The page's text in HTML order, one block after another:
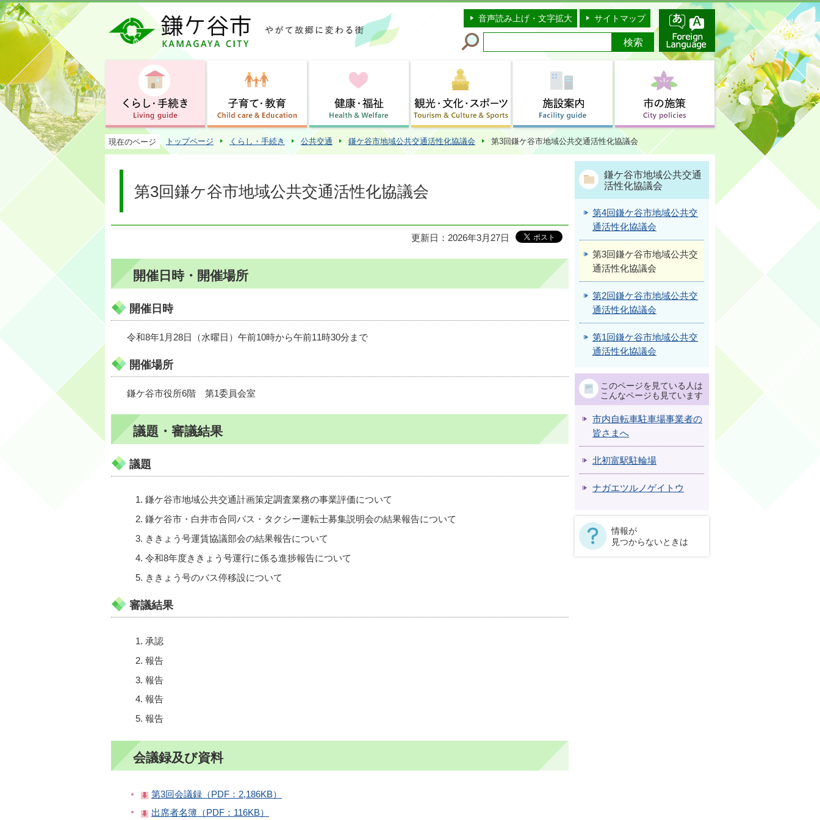
このページの本文へ移動
音声読み上げ・文字拡大 サイトマップ
現在のページ トップページ くらし・手続き 公共交通 鎌ケ谷市地域公共交通活性化協議会 第3回鎌ケ谷市地域公共交通活性化協議会
第3回鎌ケ谷市地域公共交通活性化協議会
更新日：2026年3月27日
開催日時・開催場所
開催日時
令和8年1月28日（水曜日）午前10時から午前11時30分まで
開催場所
鎌ケ谷市役所6階 第1委員会室
議題・審議結果
議題
鎌ケ谷市地域公共交通計画策定調査業務の事業評価について
鎌ケ谷市・白井市合同バス・タクシー運転士募集説明会の結果報告について
ききょう号運賃協議部会の結果報告について
令和8年度ききょう号運行に係る進捗報告について
ききょう号のバス停移設について
審議結果
承認
報告
報告
報告
報告
会議録及び資料
第3回会議録（PDF：2,186KB）
出席者名簿（PDF：116KB）
鎌ケ谷市地域公共交通
活性化協議会
第4回鎌ケ谷市地域公共交
通活性化協議会
第3回鎌ケ谷市地域公共交
通活性化協議会
第2回鎌ケ谷市地域公共交
通活性化協議会
第1回鎌ケ谷市地域公共交
通活性化協議会
このページを見ている人は
こんなページも見ています
市内自転車駐車場事業者の
皆さまへ
北初富駅駐輪場
ナガエツルノゲイトウ
情報が
見つからないときは